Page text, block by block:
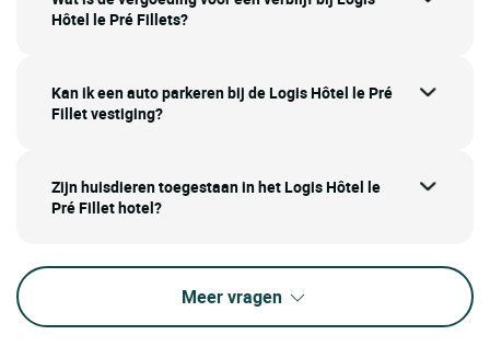
Hôtel le Pré Fillets?
Kan ik een auto parkeren bij de Logis Hôtel le Pré
Fillet vestiging?
Zijn huisdieren toegestaan in het Logis Hôtel le
Pré Fillet hotel?
Meer vragen